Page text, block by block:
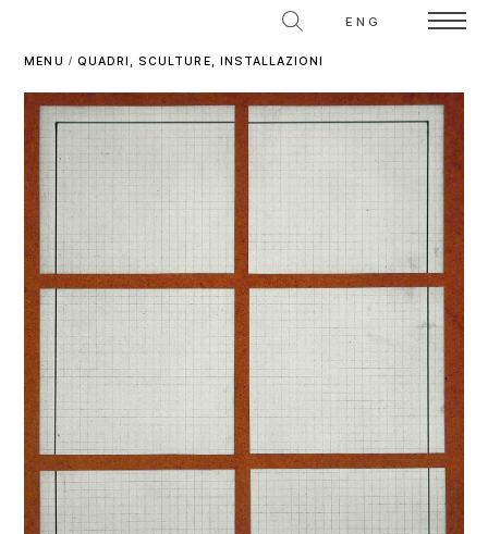
ENG
MENU / QUADRI, SCULTURE, INSTALLAZIONI